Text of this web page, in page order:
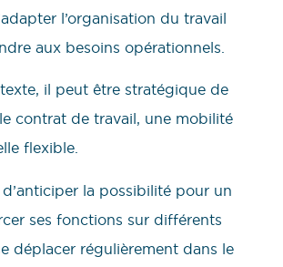
l’organisation du travail
aux besoins opérationnels.
il peut être stratégique de
contrat de travail, une mobilité
flexible.
la possibilité pour un
ses fonctions sur différents
déplacer régulièrement dans le